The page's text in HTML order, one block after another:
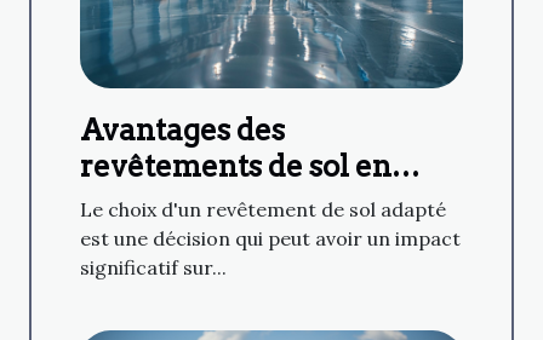
Avantages des
revêtements de sol en
résine dans divers
secteurs d'activité
Le choix d'un revêtement de sol adapté
est une décision qui peut avoir un impact
significatif sur...